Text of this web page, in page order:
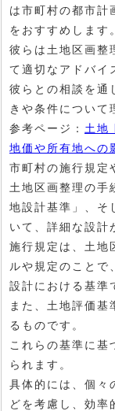
は市町村の都市計
をおすすめします。
彼らは土地区画整
て適切なアドバイ
彼らとの相談を通
きや条件について
参考ページ： 土地
地価や所有地への
市町村の施行規定
土地区画整理の手
地設計基準」、そ
いて、詳細な設計
施行規定は、土地
ルや規定のことで
設計における基準
また、土地評価基
るものです。
これらの基準に基
られます。
具体的には、個々
どを考慮し、効率